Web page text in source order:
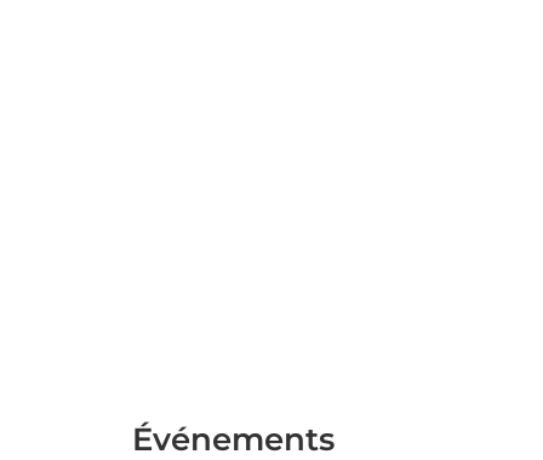
Événements